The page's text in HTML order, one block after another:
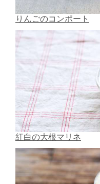
りんごのコンポート
紅白の大根マリネ